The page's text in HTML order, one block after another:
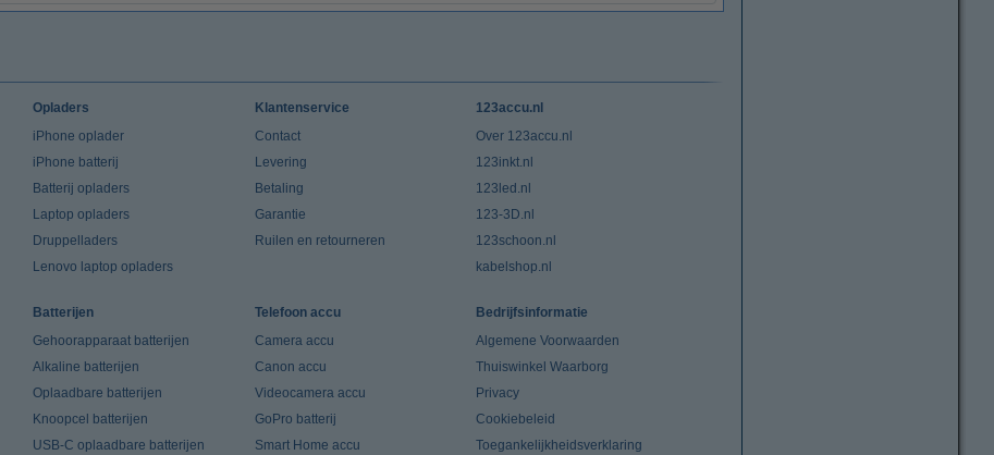
Opladers
iPhone oplader
iPhone batterij
Batterij opladers
Laptop opladers
Druppelladers
Lenovo laptop opladers
Klantenservice
Contact
Levering
Betaling
Garantie
Ruilen en retourneren
123accu.nl
Over 123accu.nl
123inkt.nl
123led.nl
123-3D.nl
123schoon.nl
kabelshop.nl
Batterijen
Gehoorapparaat batterijen
Alkaline batterijen
Oplaadbare batterijen
Knoopcel batterijen
USB-C oplaadbare batterijen
Telefoon accu
Camera accu
Canon accu
Videocamera accu
GoPro batterij
Smart Home accu
Bedrijfsinformatie
Algemene Voorwaarden
Thuiswinkel Waarborg
Privacy
Cookiebeleid
Toegankelijkheidsverklaring